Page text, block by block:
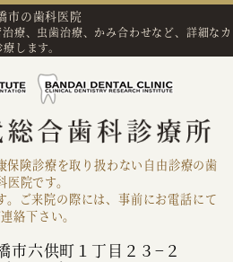
市の歯科医院
療、虫歯治療、かみ合わせなど、詳細なカ
します。
保険診療を取り扱わない自由診療の歯
医院です。
。ご来院の際には、事前にお電話にて
絡下さい。
市六供町１丁目２３−２